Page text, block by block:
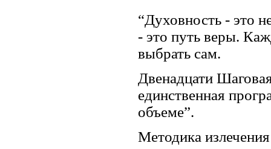
“Духовность - это
- это путь веры.
выбрать сам.
Двенадцати
единственная
объеме”.
Методика